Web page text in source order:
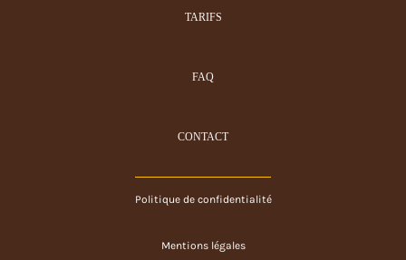
TARIFS
FAQ
CONTACT
Politique de confidentialité
Mentions légales